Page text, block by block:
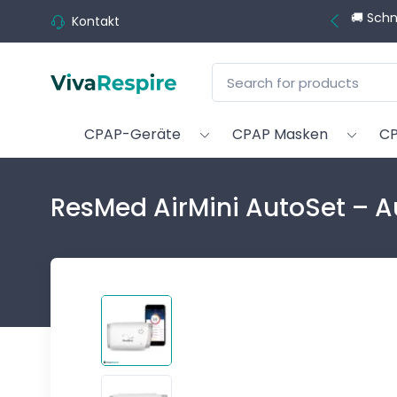
Kontakt 💬
CPAP-Geräte CPAP Masken
ResMed AirMini AutoSet –